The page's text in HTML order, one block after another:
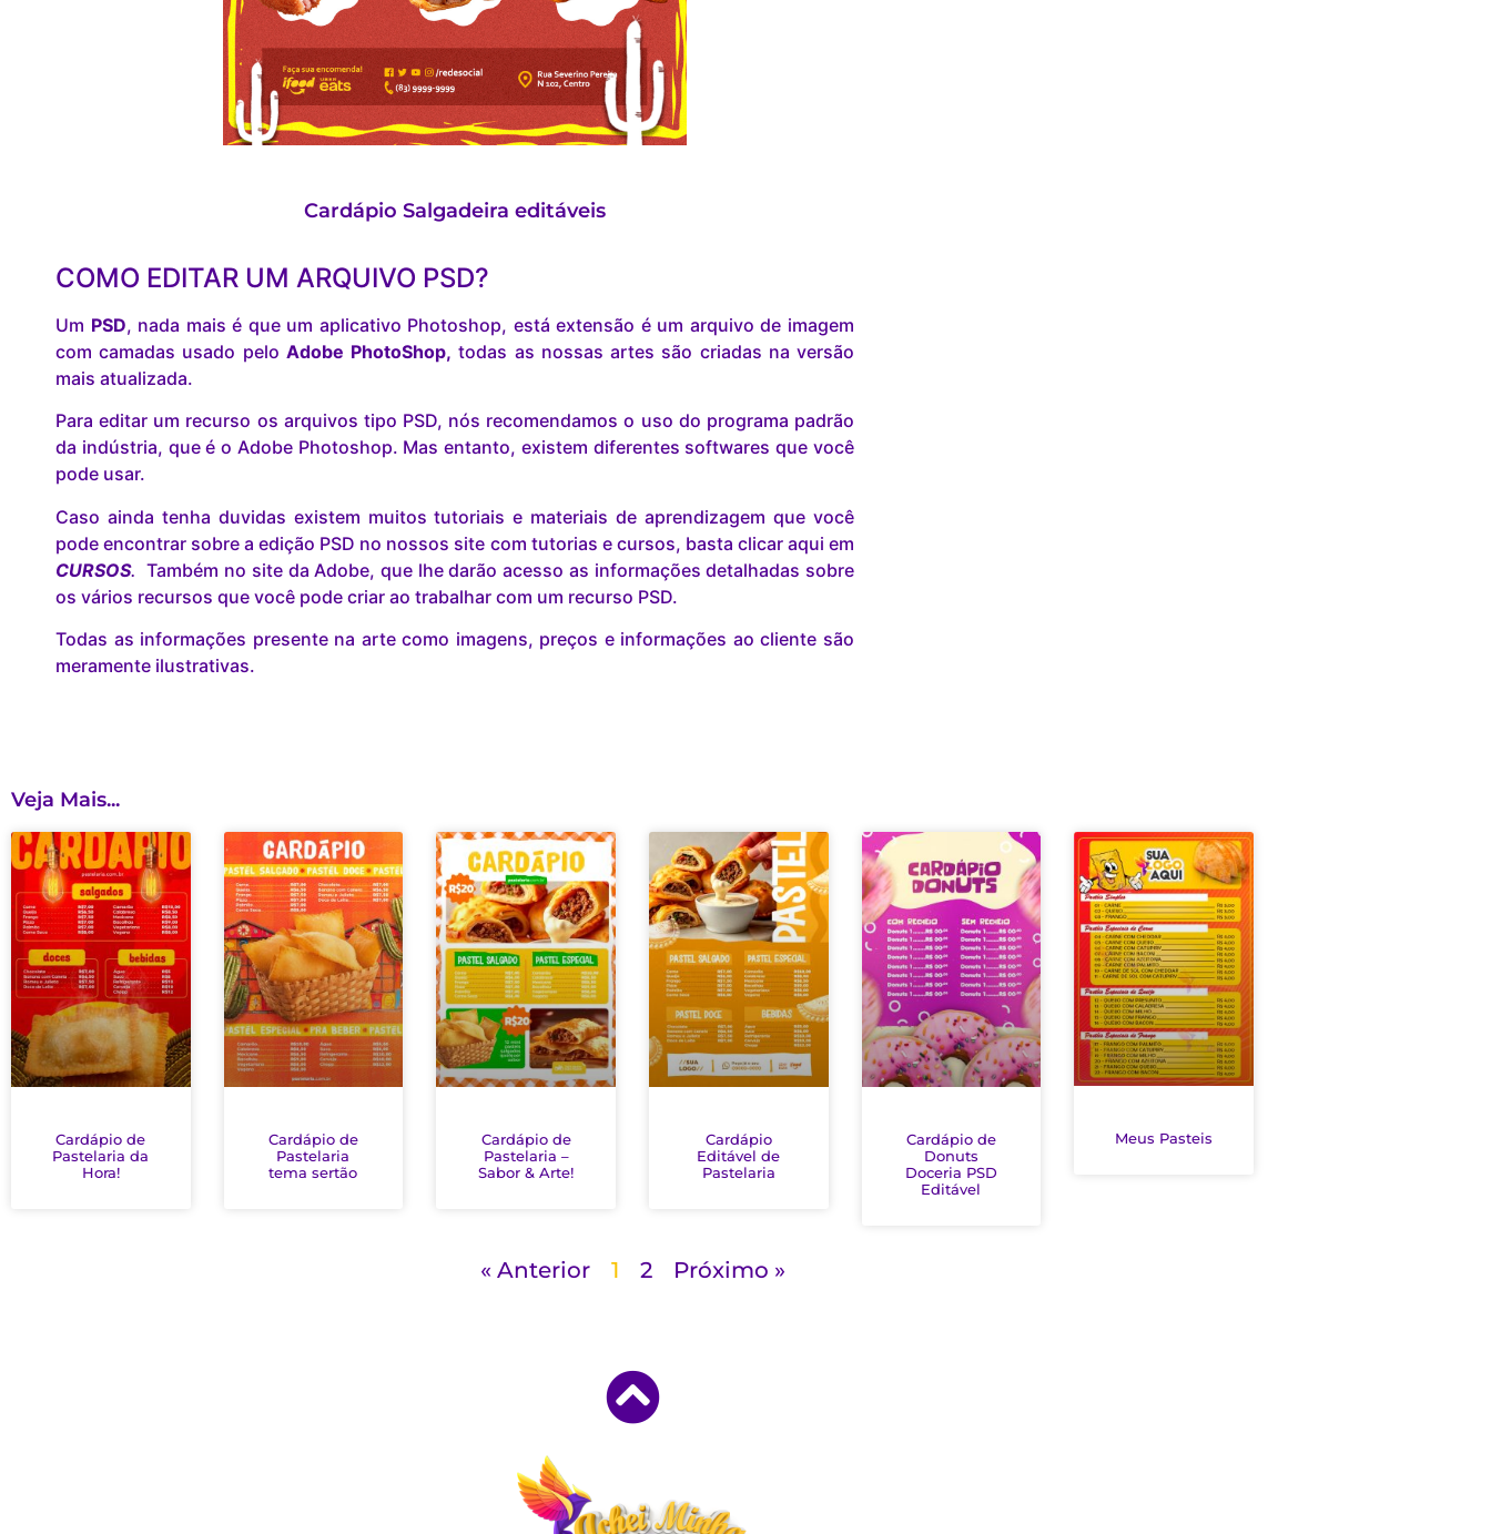
Cardápio Salgadeira editáveis
COMO EDITAR UM ARQUIVO PSD?
Um PSD, nada mais é que um aplicativo Photoshop, está extensão é um arquivo de imagem
com camadas usado pelo Adobe PhotoShop, todas as nossas artes são criadas na versão
mais atualizada.
Para editar um recurso os arquivos tipo PSD, nós recomendamos o uso do programa padrão
da indústria, que é o Adobe Photoshop. Mas entanto, existem diferentes softwares que você
pode usar.
Caso ainda tenha duvidas existem muitos tutoriais e materiais de aprendizagem que você
pode encontrar sobre a edição PSD no nossos site com tutorias e cursos, basta clicar aqui em
CURSOS. Também no site da Adobe, que lhe darão acesso as informações detalhadas sobre
os vários recursos que você pode criar ao trabalhar com um recurso PSD.
Todas as informações presente na arte como imagens, preços e informações ao cliente são
meramente ilustrativas.
Veja Mais...
Cardápio de
Pastelaria da
Hora!
Cardápio de
Pastelaria
tema sertão
Cardápio de
Pastelaria –
Sabor & Arte!
Cardápio
Editável de
Pastelaria
Cardápio de
Donuts
Doceria PSD
Editável
Meus Pasteis
« Anterior 1 2 Próximo »